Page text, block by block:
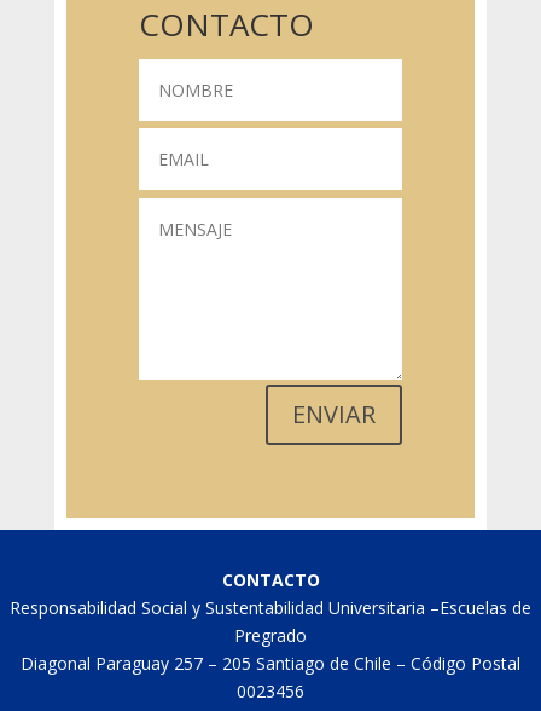
CONTACTO
ENVIAR
CONTACTO
Responsabilidad Social y Sustentabilidad Universitaria –Escuelas de
Pregrado
Diagonal Paraguay 257 – 205 Santiago de Chile – Código Postal
0023456